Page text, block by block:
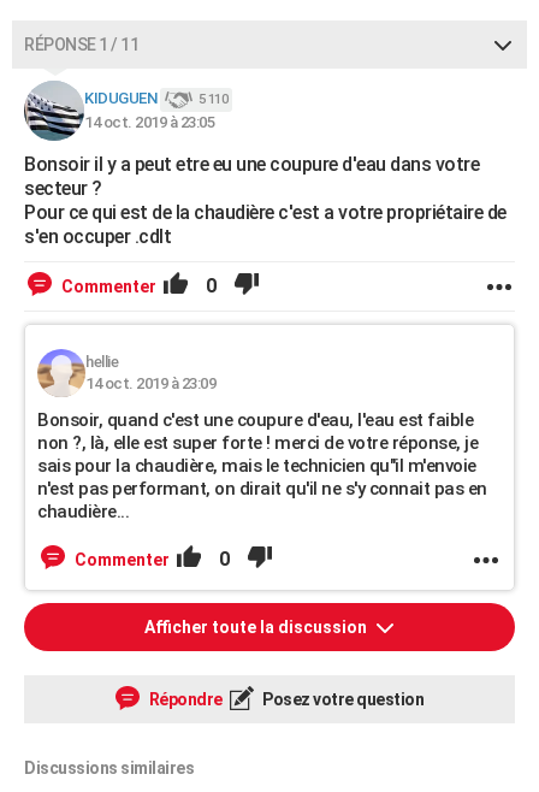
RÉPONSE 1 / 11
KIDUGUEN 5 110
14 oct. 2019 à 23:05
Bonsoir il y a peut etre eu une coupure d'eau dans votre
secteur ?
Pour ce qui est de la chaudière c'est a votre propriétaire de
s'en occuper .cdlt
Commenter 0
hellie
14 oct. 2019 à 23:09
Bonsoir, quand c'est une coupure d'eau, l'eau est faible
non ?, là, elle est super forte ! merci de votre réponse, je
sais pour la chaudière, mais le technicien qu"il m'envoie
n'est pas performant, on dirait qu'il ne s'y connait pas en
chaudière...
Commenter 0
Afficher toute la discussion
Répondre Posez votre question
Discussions similaires